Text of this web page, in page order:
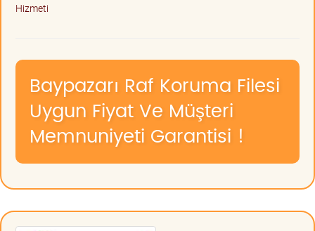
Hizmeti
Baypazarı Raf Koruma Filesi
Uygun Fiyat Ve Müşteri
Memnuniyeti Garantisi !